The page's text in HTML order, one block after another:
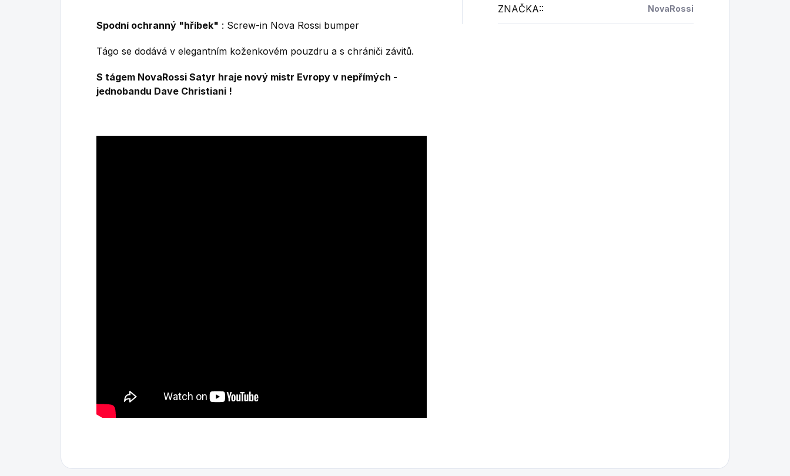
Spodní ochranný "hříbek" : Screw-in Nova Rossi bumper
Tágo se dodává v elegantním koženkovém pouzdru a s chrániči závitů.
S tágem NovaRossi Satyr hraje nový mistr Evropy v nepřímých -
jednobandu Dave Christiani !
ZNAČKA:: NovaRossi